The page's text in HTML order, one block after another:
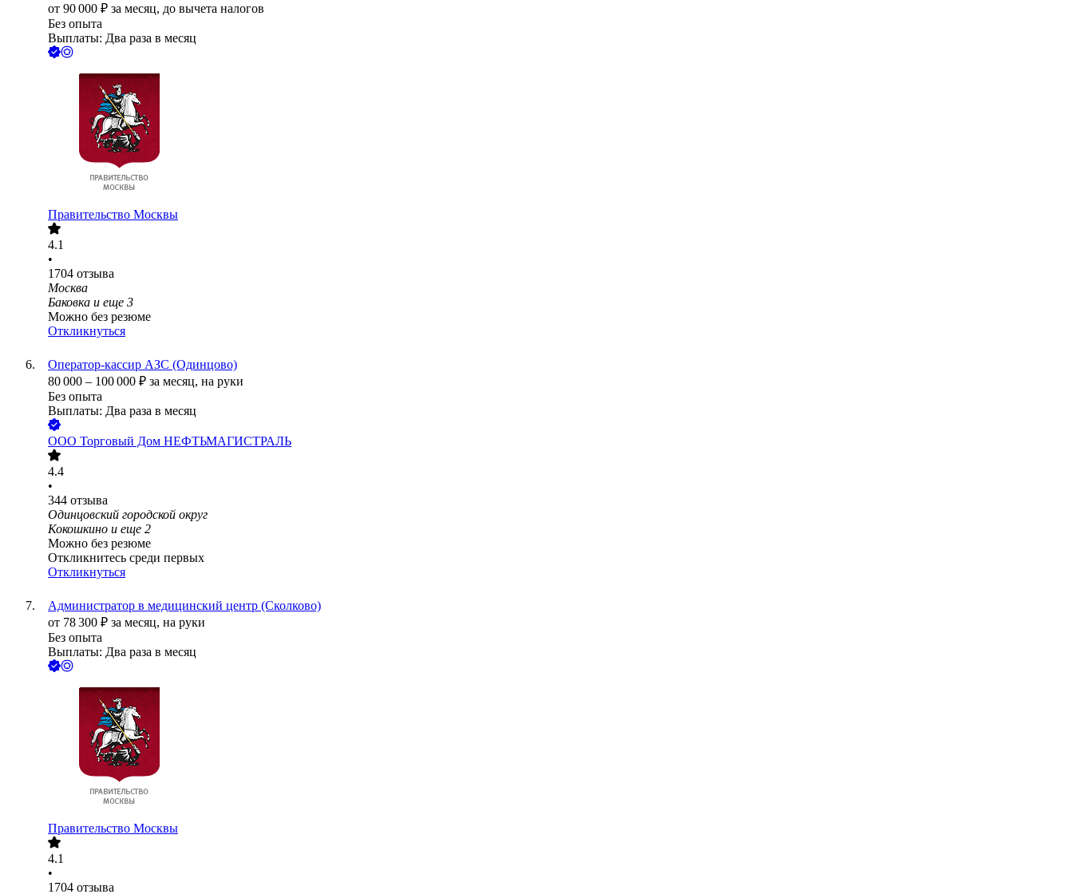
от 90 000 ₽ за месяц, до вычета налогов
Без опыта
Выплаты: Два раза в месяц
Правительство Москвы
4.1
•
1704 отзыва
Москва
Баковка и еще 3
Можно без резюме
Откликнуться
Оператор-кассир АЗС (Одинцово)
80 000 – 100 000 ₽ за месяц, на руки
Без опыта
Выплаты: Два раза в месяц
ООО Торговый Дом НЕФТЬМАГИСТРАЛЬ
4.4
•
344 отзыва
Одинцовский городской округ
Кокошкино и еще 2
Можно без резюме
Откликнитесь среди первых
Откликнуться
Администратор в медицинский центр (Сколково)
от 78 300 ₽ за месяц, на руки
Без опыта
Выплаты: Два раза в месяц
Правительство Москвы
4.1
•
1704 отзыва